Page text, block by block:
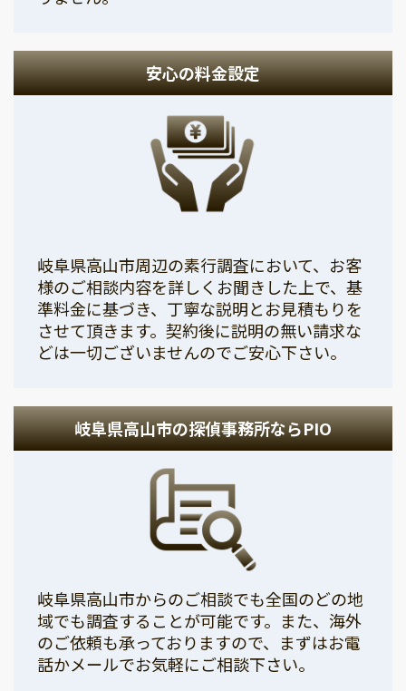
安心の料金設定
岐阜県高山市周辺の素行調査において、お客
様のご相談内容を詳しくお聞きした上で、基
準料金に基づき、丁寧な説明とお見積もりを
させて頂きます。契約後に説明の無い請求な
どは一切ございませんのでご安心下さい。
岐阜県高山市の探偵事務所ならPIO
岐阜県高山市からのご相談でも全国のどの地
域でも調査することが可能です。また、海外
のご依頼も承っておりますので、まずはお電
話かメールでお気軽にご相談下さい。